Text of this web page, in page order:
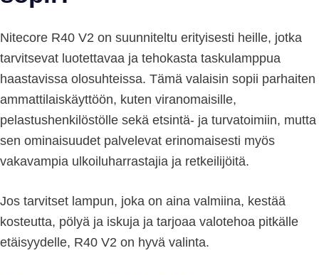
Nitecore R40 V2 on suunniteltu erityisesti heille, jotka
tarvitsevat luotettavaa ja tehokasta taskulamppua
haastavissa olosuhteissa. Tämä valaisin sopii parhaiten
ammattilaiskäyttöön, kuten viranomaisille,
pelastushenkilöstölle sekä etsintä- ja turvatoimiin, mutta
sen ominaisuudet palvelevat erinomaisesti myös
vakavampia ulkoiluharrastajia ja retkeilijöitä.
Jos tarvitset lampun, joka on aina valmiina, kestää
kosteutta, pölyä ja iskuja ja tarjoaa valotehoa pitkälle
etäisyydelle, R40 V2 on hyvä valinta.